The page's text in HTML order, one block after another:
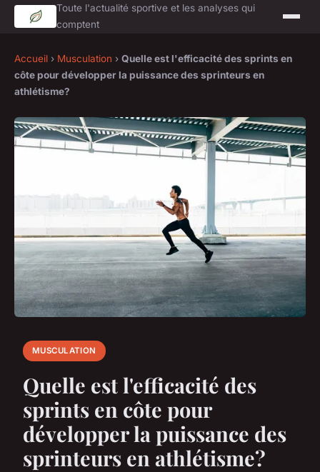
Toute l'actualité sportive et les analyses qui
comptent
Accueil › Musculation › Quelle est l'efficacité des sprints en
côte pour développer la puissance des sprinteurs en
athlétisme?
MUSCULATION
Quelle est l'efficacité des
sprints en côte pour
développer la puissance des
sprinteurs en athlétisme?